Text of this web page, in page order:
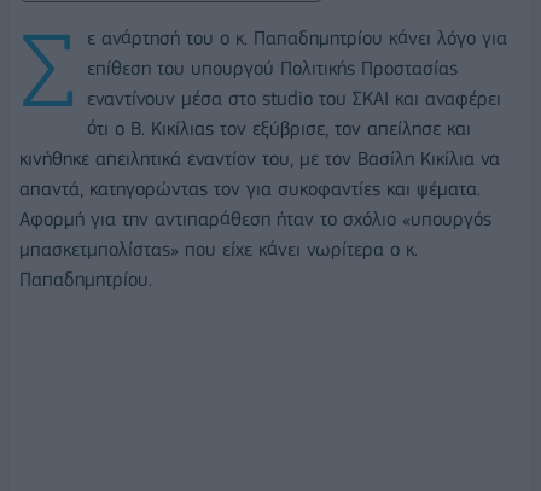
Σ
ε ανάρτησή του ο κ. Παπαδημητρίου κάνει λόγο για
επίθεση του υπουργού Πολιτικής Προστασίας
εναντίνουν μέσα στο studio του ΣΚΑΙ και αναφέρει
ότι ο Β. Κικίλιας τον εξύβρισε, τον απείλησε και
κινήθηκε απειλητικά εναντίον του, με τον Βασίλη Κικίλια να
απαντά, κατηγορώντας τον για συκοφαντίες και ψέματα.
Αφορμή για την αντιπαράθεση ήταν το σχόλιο «υπουργός
μπασκετμπολίστας» που είχε κάνει νωρίτερα ο κ.
Παπαδημητρίου.